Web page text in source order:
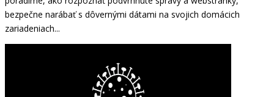
bezpečne narábať s dôvernými dátami na svojich domácich
zariadeniach...